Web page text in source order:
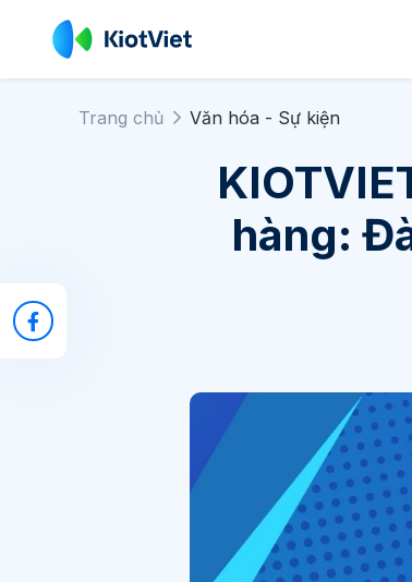
Trang chủ Văn hóa - Sự kiện
hàng: